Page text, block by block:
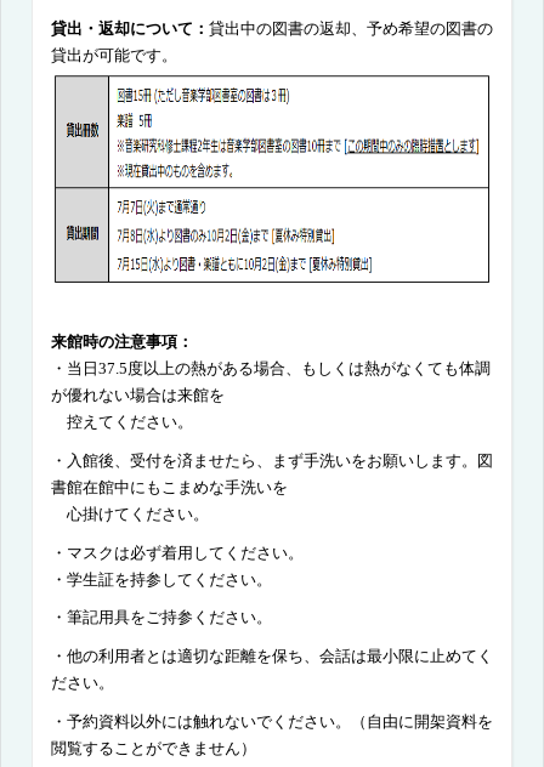
貸出・返却について： 貸出中の図書の返却、予め希望の図書の
貸出が可能です。
来館時の注意事項：
・ 当日 37.5度以上の熱がある場合、もしくは熱がなくても体調
が優れない場合は来館を
控えてください。
・入館後、受付を済ませたら、まず手洗いをお願いします。図
書館在館中にもこまめな手洗いを
心掛けてください。
・マスクは必ず着用してください。
・学生証を持参してください。
・筆記用具をご持参ください。
・ 他の利用者とは適切な距離を保ち、 会話は最小限に止めてく
ださい。
・ 予約資料以外には触れないでください。（自由に開架資料を
閲覧することができません）